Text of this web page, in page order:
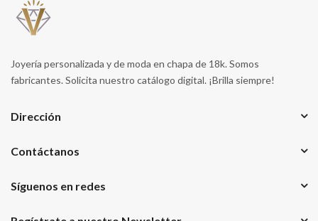
Joyería personalizada y de moda en chapa de 18k. Somos
fabricantes. Solicita nuestro catálogo digital. ¡Brilla siempre!
Dirección
Contáctanos
Síguenos en redes